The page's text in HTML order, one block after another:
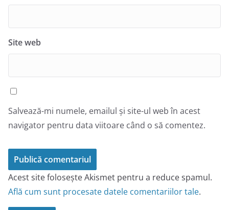
Site web
Salvează-mi numele, emailul și site-ul web în acest
navigator pentru data viitoare când o să comentez.
Acest site folosește Akismet pentru a reduce spamul.
Află cum sunt procesate datele comentariilor tale.